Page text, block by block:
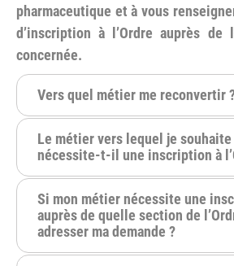
pharmaceutique et à vous
d’inscription à l’Ordre auprès de
concernée.
Vers quel métier me reconvertir
Le métier vers lequel je souhaite
nécessite-t-il une inscription à
Si mon métier nécessite une
auprès de quelle section de
adresser ma demande ?